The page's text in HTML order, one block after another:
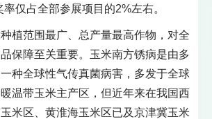
率仅占全部参展项目的2%左右。
植范围最广、总产量最高作物，对全
保障至关重要。玉米南方锈病是由多
种全球性气传真菌病害，多发于全球
温带玉米主产区，但近年来在我国西
米区、黄淮海玉米区已及京津冀玉米